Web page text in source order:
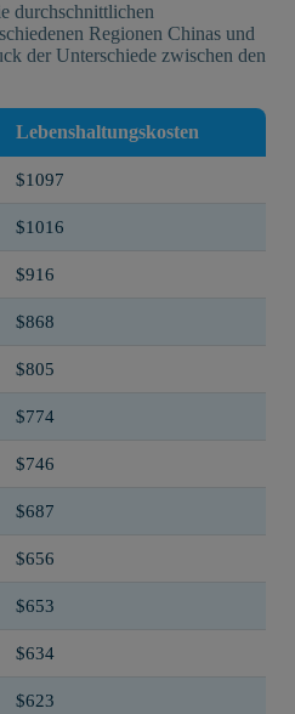
durchschnittlichen
Regionen Chinas und
der Unterschiede zwischen den
Lebenshaltungskosten
$1097
$1016
$916
$868
$805
$774
$746
$687
$656
$653
$634
$623